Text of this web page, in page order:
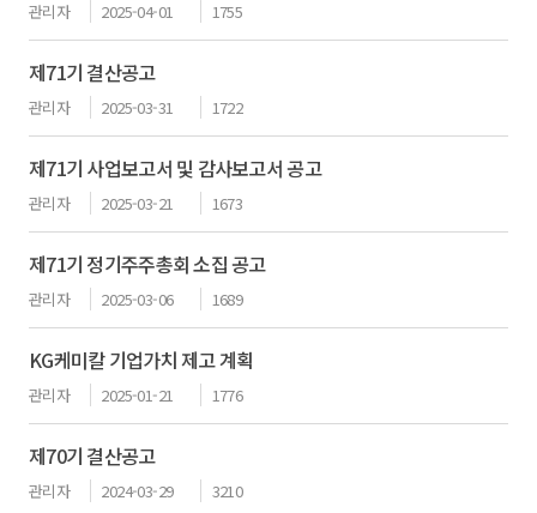
관리자 2025-04-01 1755
제71기 결산공고
관리자 2025-03-31 1722
제71기 사업보고서 및 감사보고서 공고
관리자 2025-03-21 1673
제71기 정기주주총회 소집 공고
관리자 2025-03-06 1689
KG케미칼 기업가치 제고 계획
관리자 2025-01-21 1776
제70기 결산공고
관리자 2024-03-29 3210